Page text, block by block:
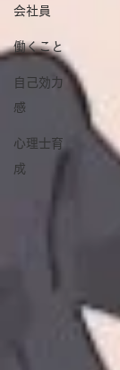
会社員
働くこと
自己効力
感
心理士育
成